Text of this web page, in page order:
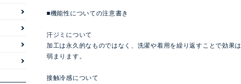
■機能性についての注意書き
汗ジミについて
加工は永久的なものではなく、洗濯や着用を繰り返すことで効果は
弱まります。
接触冷感について